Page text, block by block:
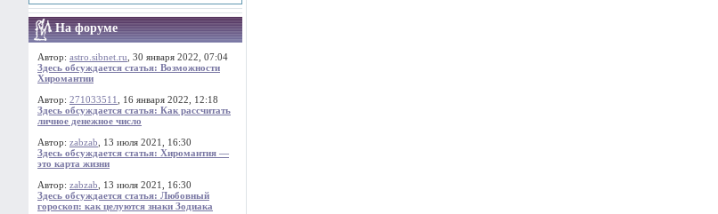
На форуме
Автор: astro.sibnet.ru , 30 января 2022, 07:04
Здесь обсуждается статья: Возможности
Хиромантии
Автор: 271033511
, 16 января 2022, 12:18
Здесь обсуждается статья: Как рассчитать
личное денежное число
Автор: zabzab , 13 июля 2021, 16:30
Здесь обсуждается статья: Хиромантия —
это карта жизни
Автор: zabzab , 13 июля 2021, 16:30
Здесь обсуждается статья: Любовный
гороскоп: как целуются знаки Зодиака